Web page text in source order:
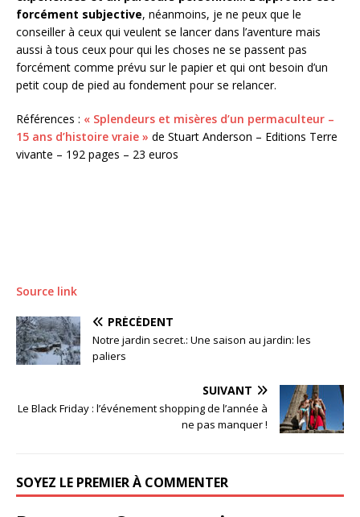
forcément subjective, néanmoins, je ne peux que le
conseiller à ceux qui veulent se lancer dans l’aventure mais
aussi à tous ceux pour qui les choses ne se passent pas
forcément comme prévu sur le papier et qui ont besoin d’un
petit coup de pied au fondement pour se relancer.
Références : « Splendeurs et misères d’un permaculteur –
15 ans d’histoire vraie » de Stuart Anderson – Editions Terre
vivante – 192 pages – 23 euros
Source link
PRÉCÉDENT
Notre jardin secret.: Une saison au jardin: les
paliers
SUIVANT
Le Black Friday : l’événement shopping de l’année à
ne pas manquer !
SOYEZ LE PREMIER À COMMENTER